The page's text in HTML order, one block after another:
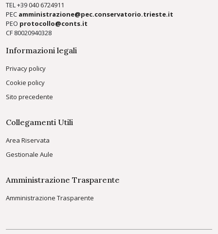
TEL +39040 6724911
PEC amministrazione@pec.conservatorio.trieste.it
PEO protocollo@conts.it
CF 80020940328
Informazioni legali
Privacy policy
Cookie policy
Sito precedente
Collegamenti Utili
Area Riservata
Gestionale Aule
Amministrazione Trasparente
Amministrazione Trasparente